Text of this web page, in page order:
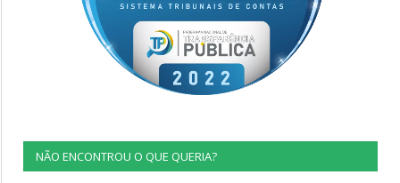
NÃO ENCONTROU O QUE QUERIA?